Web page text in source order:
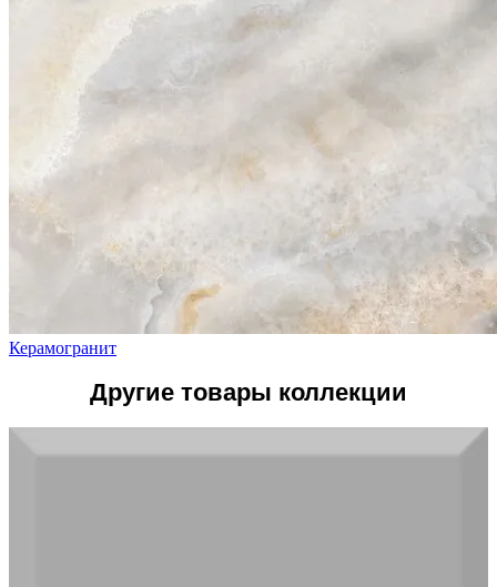
Керамогранит
Другие товары коллекции